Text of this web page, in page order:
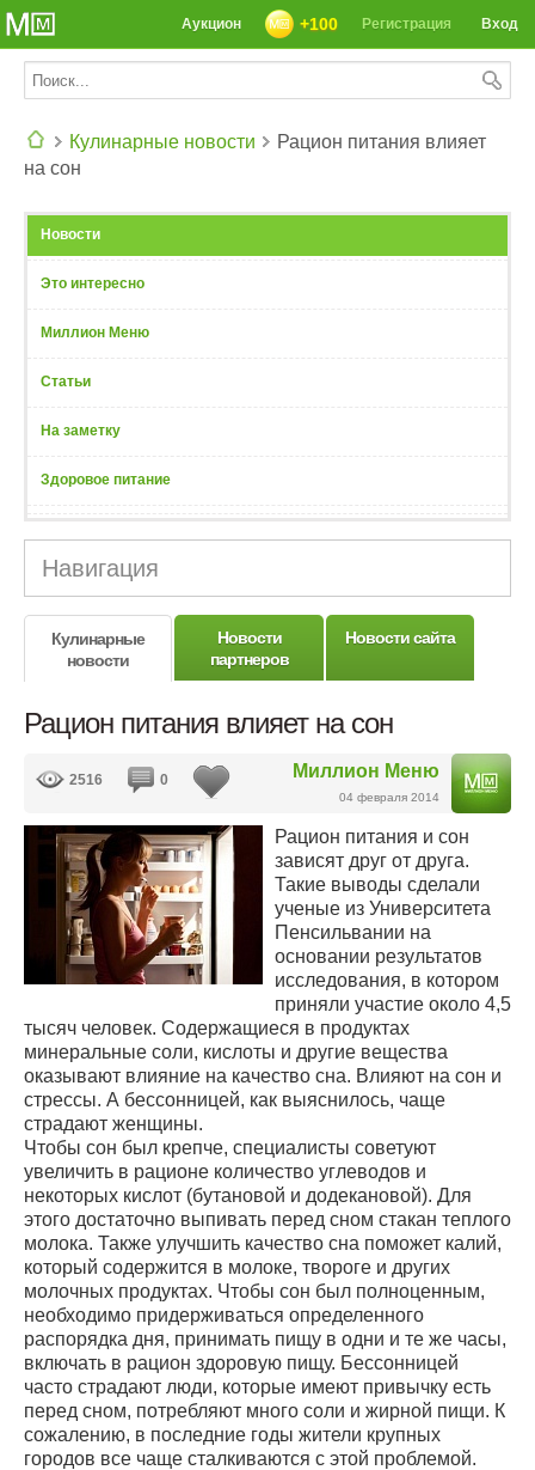
Вход
Регистрация
+100
Аукцион
Кулинарные новости
Рацион питания влияет
на сон
Новости
Это интересно
Миллион Меню
Статьи
На заметку
Здоровое питание
Навигация
Кулинарные
новости
Новости
партнеров
Новости сайта
Рацион питания влияет на сон
Миллион Меню
04 февраля 2014
2516 0
Рацион питания и сон
зависят друг от друга.
Такие выводы сделали
ученые из Университета
Пенсильвании на
основании результатов
исследования, в котором
приняли участие около 4,5
тысяч человек. Содержащиеся в продуктах
минеральные соли, кислоты и другие вещества
оказывают влияние на качество сна. Влияют на сон и
стрессы. А бессонницей, как выяснилось, чаще
страдают женщины.
Чтобы сон был крепче, специалисты советуют
увеличить в рационе количество углеводов и
некоторых кислот (бутановой и додекановой). Для
этого достаточно выпивать перед сном стакан теплого
молока. Также улучшить качество сна поможет калий,
который содержится в молоке, твороге и других
молочных продуктах. Чтобы сон был полноценным,
необходимо придерживаться определенного
распорядка дня, принимать пищу в одни и те же часы,
включать в рацион здоровую пищу. Бессонницей
часто страдают люди, которые имеют привычку есть
перед сном, потребляют много соли и жирной пищи. К
сожалению, в последние годы жители крупных
городов все чаще сталкиваются с этой проблемой.